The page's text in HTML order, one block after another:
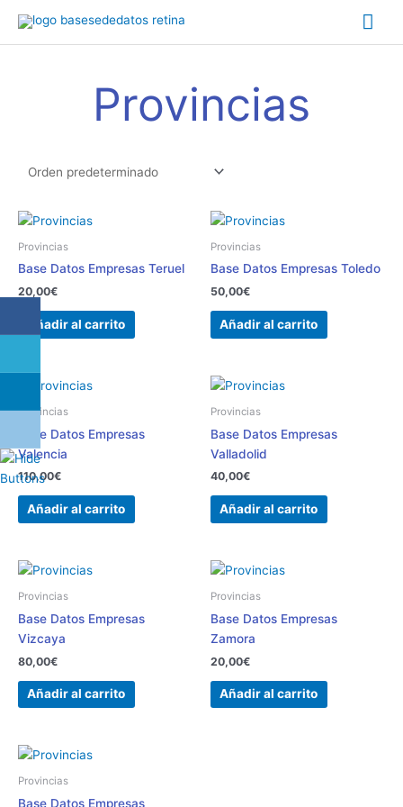
contenido
Provincias
Provincias
Base Datos Empresas Teruel
20,00€
Añadir al carrito
Provincias
Base Datos Empresas Toledo
50,00€
Añadir al carrito
Provincias
Base Datos Empresas
Valencia
110,00€
Añadir al carrito
Provincias
Base Datos Empresas
Valladolid
40,00€
Añadir al carrito
Provincias
Base Datos Empresas
Vizcaya
80,00€
Añadir al carrito
Provincias
Base Datos Empresas
Zamora
20,00€
Añadir al carrito
Provincias
Base Datos Empresas